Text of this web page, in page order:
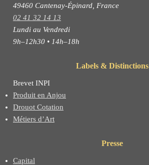
49460 Cantenay-Épinard, France
02 41 32 14 13
Lundi au Vendredi
9h–12h30 • 14h–18h
Labels & Distinctions
Brevet INPI
Produit en Anjou
Drouot Cotation
Métiers d’Art
Presse
Capital